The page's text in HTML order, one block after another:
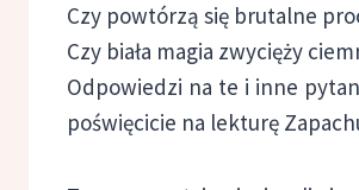
Czy powtórzą się brutalne
Czy biała magia zwycięży
Odpowiedzi na te i inne
poświęcicie na lekturę